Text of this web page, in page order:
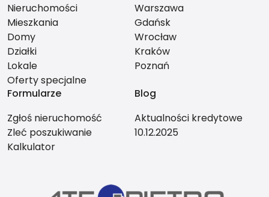
Nieruchomości
Mieszkania
Domy
Działki
Lokale
Oferty specjalne
Warszawa
Gdańsk
Wrocław
Kraków
Poznań
Formularze
Zgłoś nieruchomość
Zleć poszukiwanie
Kalkulator
Blog
Aktualności kredytowe
10.12.2025